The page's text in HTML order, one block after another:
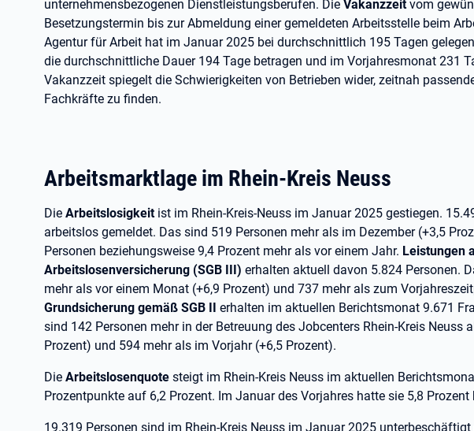
unternehmensbezogenen Dienstleistungsberufen. Die Vakanzzeitvom
Besetzungstermin bis zur Abmeldung einer gemeldeten Arbeitsstelle beim
Agentur für Arbeit hat im Januar 2025 bei durchschnittlich 195 Tagen
die durchschnittliche Dauer 194 Tage betragen und im Vorjahresmonat 231
Vakanzzeit spiegelt die Schwierigkeiten von Betrieben wider, zeitnah
Fachkräfte zu finden.
Arbeitsmarktlage im Rhein-Kreis Neuss
Die Arbeitslosigkeit ist im Rhein-Kreis-Neuss im Januar 2025 gestiegen.
arbeitslos gemeldet. Das sind 519 Personen mehr als im Dezember (+3,5
Personen beziehungsweise 9,4 Prozent mehr als vor einem Jahr. Leistungen
Arbeitslosenversicherung (SGB III) erhalten aktuell davon 5.824 Personen.
mehr als vor einem Monat (+6,9 Prozent) und 737 mehr als zum
Grundsicherung gemäß SGB II erhalten im aktuellen Berichtsmonat 9.671
sind 142 Personen mehr in der Betreuung des Jobcenters Rhein-Kreis Neuss
Prozent) und 594 mehr als im Vorjahr (+6,5 Prozent).
Die Arbeitslosenquote steigt im Rhein-Kreis Neuss im aktuellen
Prozentpunkte auf 6,2 Prozent. Im Januar des Vorjahres hatte sie 5,8 Prozent
19.319 Personen sind im Rhein-Kreis Neuss im Januar 2025